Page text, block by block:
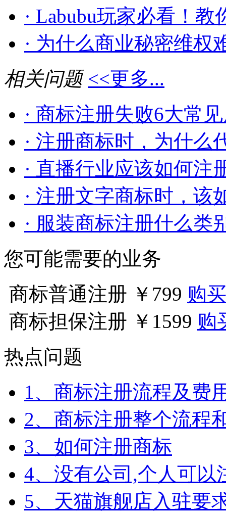
· Labubu玩家必看！教
· 为什么商业秘密维权
相关问题 <<更多...
· 商标注册失败6大常
· 注册商标时，为什么
· 直播行业应该如何注
· 注册文字商标时，该
· 服装商标注册什么类
您可能需要的业务
商标普通注册 ￥799 购买
商标担保注册 ￥1599 购
热点问题
1、商标注册流程及费
2、商标注册整个流程
3、如何注册商标
4、没有公司,个人可以
5、天猫旗舰店入驻要